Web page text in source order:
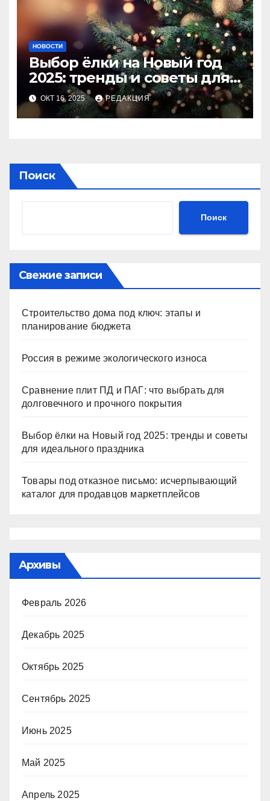
НОВОСТИ
Выбор ёлки на Новый год
2025: тренды и советы для
идеального праздника
ОКТ 16, 2025 РЕДАКЦИЯ
Поиск
Поиск
Свежие записи
Строительство дома под ключ: этапы и
планирование бюджета
Россия в режиме экологического износа
Сравнение плит ПД и ПАГ: что выбрать для
долговечного и прочного покрытия
Выбор ёлки на Новый год 2025: тренды и советы
для идеального праздника
Товары под отказное письмо: исчерпывающий
каталог для продавцов маркетплейсов
Архивы
Февраль 2026
Декабрь 2025
Октябрь 2025
Сентябрь 2025
Июнь 2025
Май 2025
Апрель 2025